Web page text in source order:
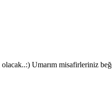
Umarım misafirleriniz